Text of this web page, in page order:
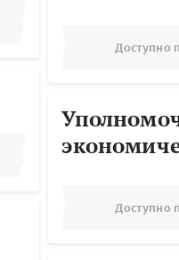
Доступно
Доступно